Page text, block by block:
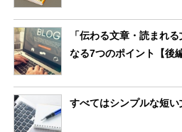
「伝わる文章・読まれ
なる7つのポイント【後編
すべてはシンプルな短